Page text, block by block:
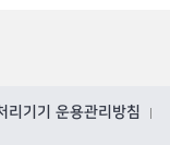
리기기 운용관리방침